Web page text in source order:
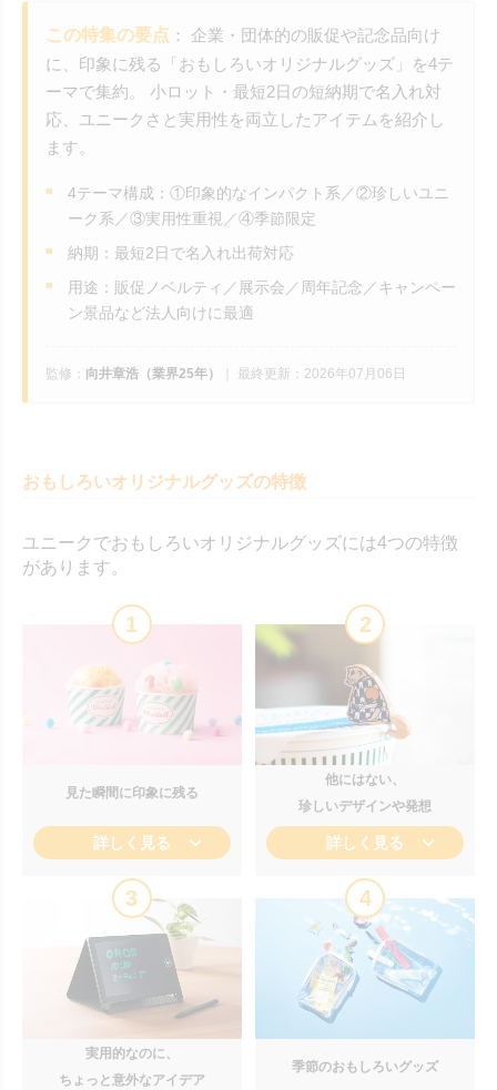
この特集の要点 ： 企業・団体的の販促や記念品向け
に、印象に残る「おもしろいオリジナルグッズ」を4テ
ーマで集約。 小ロット・最短2日の短納期で名入れ対
応、ユニークさと実用性を両立したアイテムを紹介し
ます。
4テーマ構成：①印象的なインパクト系／②珍しいユニ
ーク系／③実用性重視／④季節限定
納期：最短2日で名入れ出荷対応
用途：販促ノベルティ／展示会／周年記念／キャンペー
ン景品など法人向けに最適
監修： 向井章浩（業界25年） 最終更新：2026年07月06日
おもしろいオリジナルグッズの特徴
ユニークでおもしろいオリジナルグッズには4つの特徴
があります。
1
見た瞬間に印象に残る
詳しく見る
2
他にはない、
珍しいデザインや発想
詳しく見る
3
実用的なのに、
ちょっと意外なアイデア
4
季節のおもしろいグッズ